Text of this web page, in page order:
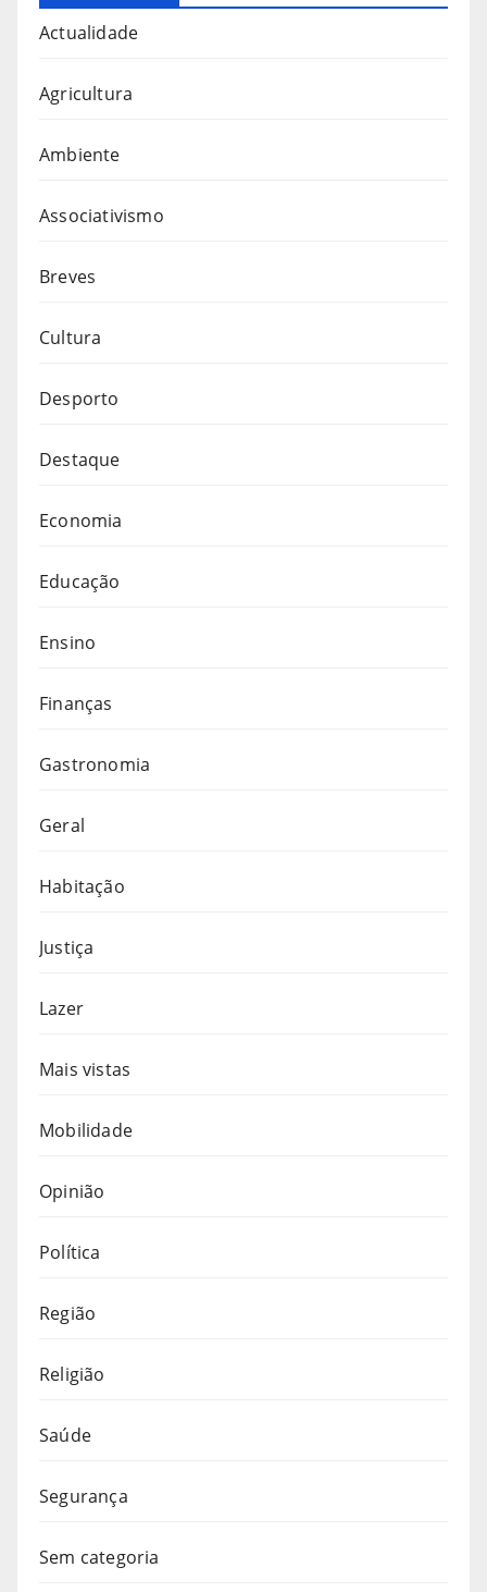
Actualidade
Agricultura
Ambiente
Associativismo
Breves
Cultura
Desporto
Destaque
Economia
Educação
Ensino
Finanças
Gastronomia
Geral
Habitação
Justiça
Lazer
Mais vistas
Mobilidade
Opinião
Política
Região
Religião
Saúde
Segurança
Sem categoria